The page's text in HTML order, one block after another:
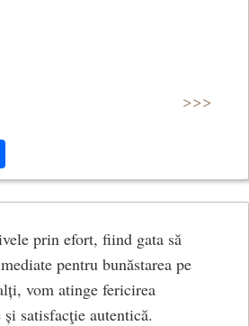
>>>
prin efort, fiind gata să
pentru bunăstarea pe
vom atinge fericirea
satisfacţie autentică.